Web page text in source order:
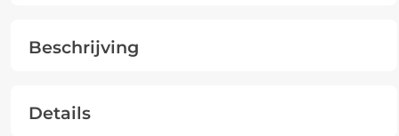
Beschrijving
Details